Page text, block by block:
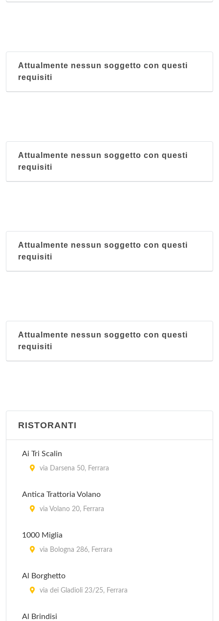
Attualmente nessun soggetto con questi
requisiti
Attualmente nessun soggetto con questi
requisiti
Attualmente nessun soggetto con questi
requisiti
Attualmente nessun soggetto con questi
requisiti
RISTORANTI
Ai Tri Scalin
via Darsena 50, Ferrara
Antica Trattoria Volano
via Volano 20, Ferrara
1000 Miglia
via Bologna 286, Ferrara
Al Borghetto
via dei Gladioli 23/25, Ferrara
Al Brindisi